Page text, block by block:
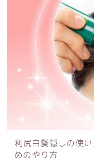
利尻白髪隠しの使
めのやり方